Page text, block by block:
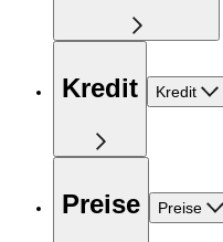
Kredit Kredit
Preise Preise